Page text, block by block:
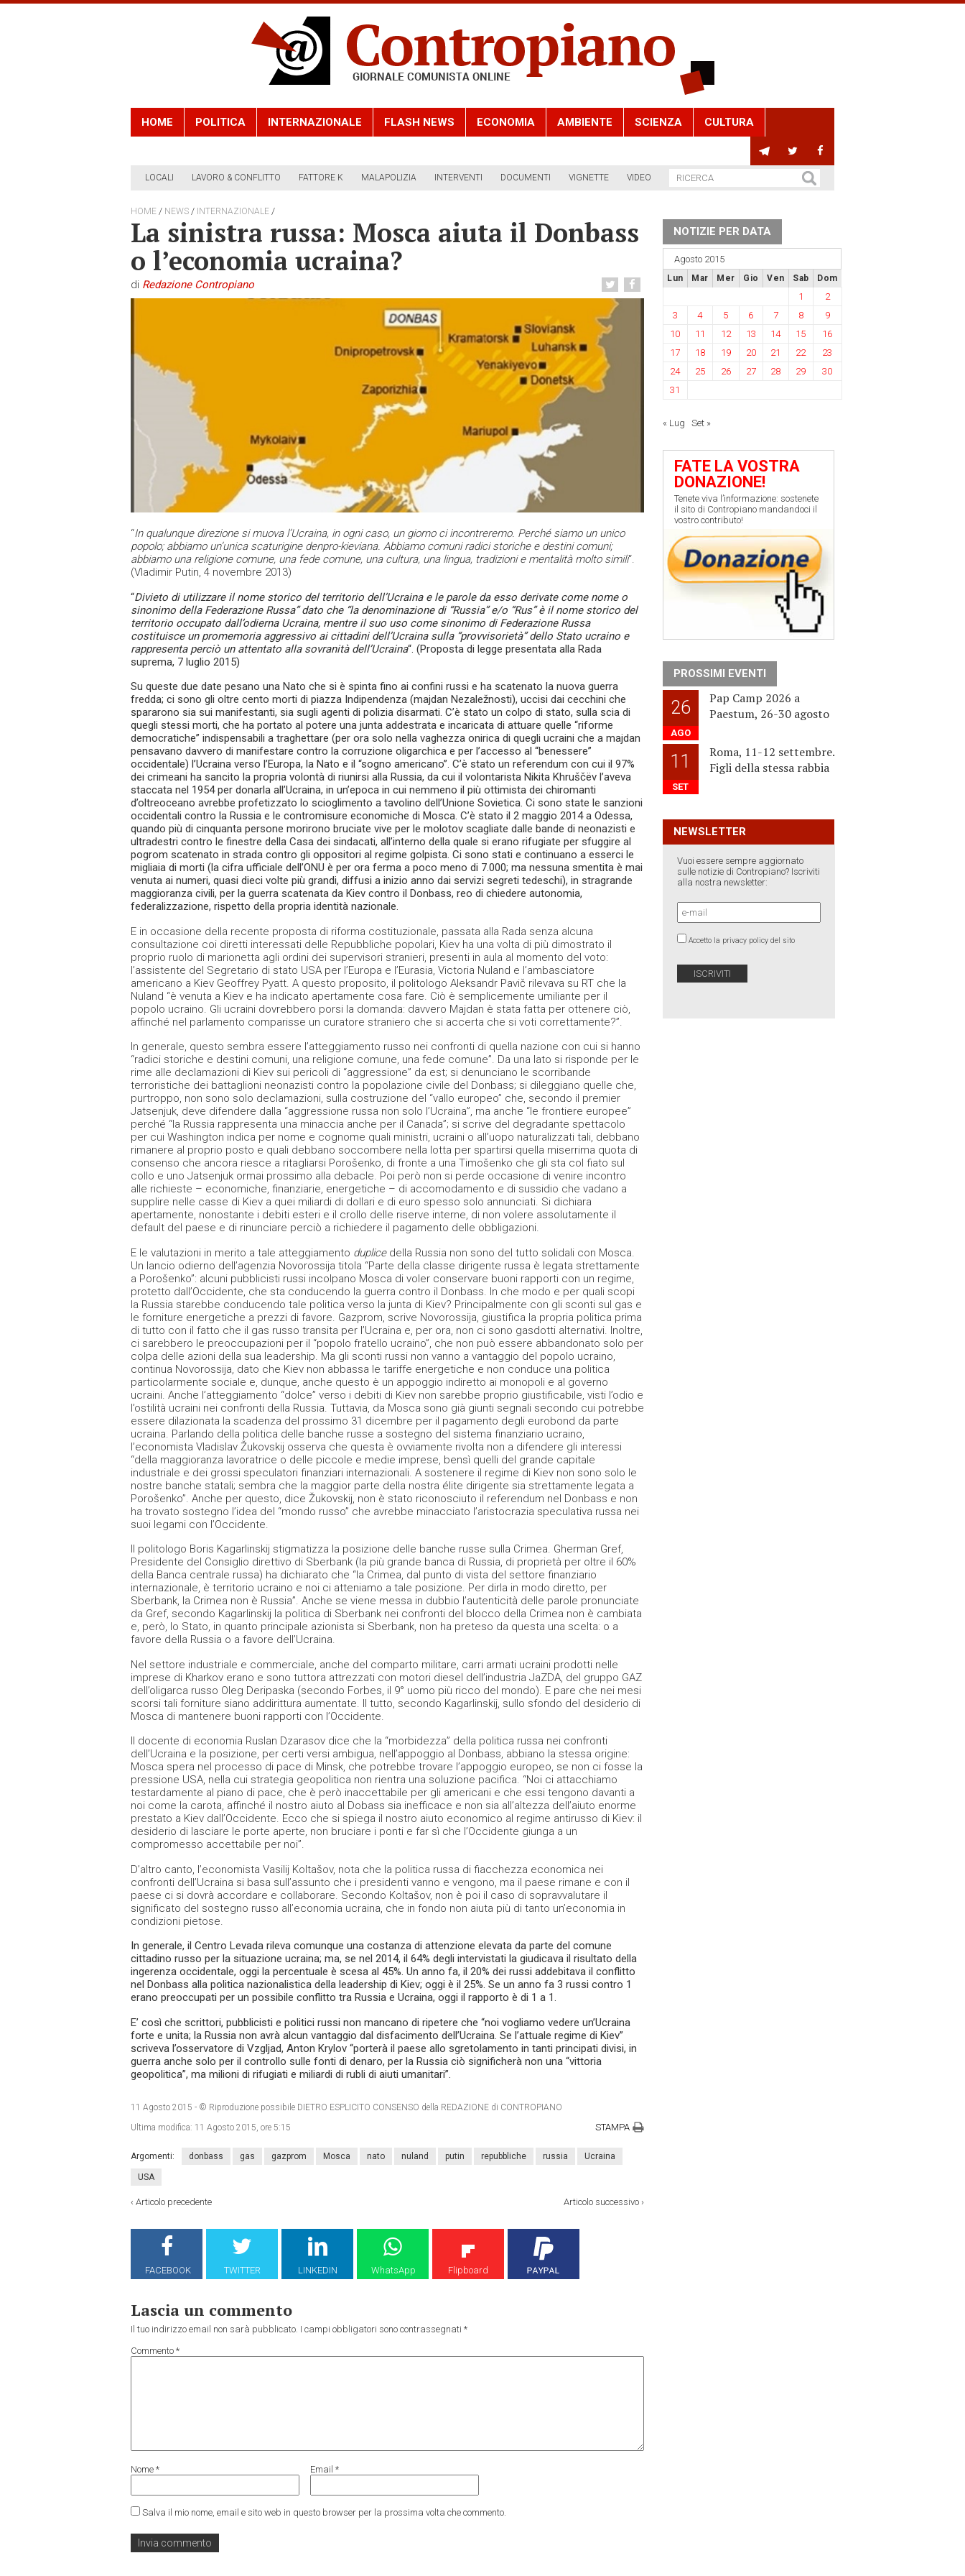
HOME POLITICA INTERNAZIONALE FLASH NEWS ECONOMIA AMBIENTE SCIENZA CULTURA
LOCALI LAVORO & CONFLITTO FATTORE K MALAPOLIZIA INTERVENTI DOCUMENTI VIGNETTE VIDEO
HOME / NEWS / INTERNAZIONALE /
La sinistra russa: Mosca aiuta il Donbass
o l’economia ucraina?
di Redazione Contropiano
“In qualunque direzione si muova l’Ucraina, in ogni caso, un giorno ci incontreremo. Perché siamo un unico
popolo; abbiamo un’unica scaturigine denpro-kieviana. Abbiamo comuni radici storiche e destini comuni;
abbiamo una religione comune, una fede comune, una cultura, una lingua, tradizioni e mentalità molto simili“.
(Vladimir Putin, 4 novembre 2013)
“Divieto di utilizzare il nome storico del territorio dell’Ucraina e le parole da esso derivate come nome o
sinonimo della Federazione Russa” dato che “la denominazione di “Russia” e/o “Rus” è il nome storico del
territorio occupato dall’odierna Ucraina, mentre il suo uso come sinonimo di Federazione Russa
costituisce un promemoria aggressivo ai cittadini dell’Ucraina sulla “provvisorietà” dello Stato ucraino e
rappresenta perciò un attentato alla sovranità dell’Ucraina“. (Proposta di legge presentata alla Rada
suprema, 7 luglio 2015)
Su queste due date pesano una Nato che si è spinta fino ai confini russi e ha scatenato la nuova guerra
fredda; ci sono gli oltre cento morti di piazza Indipendenza (majdan Nezaležnosti), uccisi dai cecchini che
spararono sia sui manifestanti, sia sugli agenti di polizia disarmati. C’è stato un colpo di stato, sulla scia di
quegli stessi morti, che ha portato al potere una junta addestrata e incaricata di attuare quelle “riforme
democratiche” indispensabili a traghettare (per ora solo nella vaghezza onirica di quegli ucraini che a majdan
pensavano davvero di manifestare contro la corruzione oligarchica e per l’accesso al “benessere”
occidentale) l’Ucraina verso l’Europa, la Nato e il “sogno americano”. C’è stato un referendum con cui il 97%
dei crimeani ha sancito la propria volontà di riunirsi alla Russia, da cui il volontarista Nikita Khruščëv l’aveva
staccata nel 1954 per donarla all’Ucraina, in un’epoca in cui nemmeno il più ottimista dei chiromanti
d’oltreoceano avrebbe profetizzato lo scioglimento a tavolino dell’Unione Sovietica. Ci sono state le sanzioni
occidentali contro la Russia e le contromisure economiche di Mosca. C’è stato il 2 maggio 2014 a Odessa,
quando più di cinquanta persone morirono bruciate vive per le molotov scagliate dalle bande di neonazisti e
ultradestri contro le finestre della Casa dei sindacati, all’interno della quale si erano rifugiate per sfuggire al
pogrom scatenato in strada contro gli oppositori al regime golpista. Ci sono stati e continuano a esserci le
migliaia di morti (la cifra ufficiale dell’ONU è per ora ferma a poco meno di 7.000; ma nessuna smentita è mai
venuta ai numeri, quasi dieci volte più grandi, diffusi a inizio anno dai servizi segreti tedeschi), in stragrande
maggioranza civili, per la guerra scatenata da Kiev contro il Donbass, reo di chiedere autonomia,
federalizzazione, rispetto della propria identità nazionale.
E in occasione della recente proposta di riforma costituzionale, passata alla Rada senza alcuna
consultazione coi diretti interessati delle Repubbliche popolari, Kiev ha una volta di più dimostrato il
proprio ruolo di marionetta agli ordini dei supervisori stranieri, presenti in aula al momento del voto:
l’assistente del Segretario di stato USA per l’Europa e l’Eurasia, Victoria Nuland e l’ambasciatore
americano a Kiev Geoffrey Pyatt. A questo proposito, il politologo Aleksandr Pavič rilevava su RT che la
Nuland “è venuta a Kiev e ha indicato apertamente cosa fare. Ciò è semplicemente umiliante per il
popolo ucraino. Gli ucraini dovrebbero porsi la domanda: davvero Majdan è stata fatta per ottenere ciò,
affinché nel parlamento comparisse un curatore straniero che si accerta che si voti correttamente?”.
In generale, questo sembra essere l’atteggiamento russo nei confronti di quella nazione con cui si hanno
“radici storiche e destini comuni, una religione comune, una fede comune”. Da una lato si risponde per le
rime alle declamazioni di Kiev sui pericoli di “aggressione” da est; si denunciano le scorribande
terroristiche dei battaglioni neonazisti contro la popolazione civile del Donbass; si dileggiano quelle che,
purtroppo, non sono solo declamazioni, sulla costruzione del “vallo europeo” che, secondo il premier
Jatsenjuk, deve difendere dalla “aggressione russa non solo l’Ucraina”, ma anche “le frontiere europee”
perché “la Russia rappresenta una minaccia anche per il Canada”; si scrive del degradante spettacolo
per cui Washington indica per nome e cognome quali ministri, ucraini o all’uopo naturalizzati tali, debbano
rimanere al proprio posto e quali debbano soccombere nella lotta per spartirsi quella miserrima quota di
consenso che ancora riesce a ritagliarsi Porošenko, di fronte a una Timošenko che gli sta col fiato sul
collo e uno Jatsenjuk ormai prossimo alla debacle. Poi però non si perde occasione di venire incontro
alle richieste – economiche, finanziarie, energetiche – di accomodamento e di sussidio che vadano a
supplire nelle casse di Kiev a quei miliardi di dollari e di euro spesso solo annunciati. Si dichiara
apertamente, nonostante i debiti esteri e il crollo delle riserve interne, di non volere assolutamente il
default del paese e di rinunciare perciò a richiedere il pagamento delle obbligazioni.
E le valutazioni in merito a tale atteggiamento duplice della Russia non sono del tutto solidali con Mosca.
Un lancio odierno dell’agenzia Novorossija titola “Parte della classe dirigente russa è legata strettamente
a Porošenko”: alcuni pubblicisti russi incolpano Mosca di voler conservare buoni rapporti con un regime,
protetto dall’Occidente, che sta conducendo la guerra contro il Donbass. In che modo e per quali scopi
la Russia starebbe conducendo tale politica verso la junta di Kiev? Principalmente con gli sconti sul gas e
le forniture energetiche a prezzi di favore. Gazprom, scrive Novorossija, giustifica la propria politica prima
di tutto con il fatto che il gas russo transita per l’Ucraina e, per ora, non ci sono gasdotti alternativi. Inoltre,
ci sarebbero le preoccupazioni per il “popolo fratello ucraino”, che non può essere abbandonato solo per
colpa delle azioni della sua leadership. Ma gli sconti russi non vanno a vantaggio del popolo ucraino,
continua Novorossija, dato che Kiev non abbassa le tariffe energetiche e non conduce una politica
particolarmente sociale e, dunque, anche questo è un appoggio indiretto ai monopoli e al governo
ucraini. Anche l’atteggiamento “dolce” verso i debiti di Kiev non sarebbe proprio giustificabile, visti l’odio e
l’ostilità ucraini nei confronti della Russia. Tuttavia, da Mosca sono già giunti segnali secondo cui potrebbe
essere dilazionata la scadenza del prossimo 31 dicembre per il pagamento degli eurobond da parte
ucraina. Parlando della politica delle banche russe a sostegno del sistema finanziario ucraino,
l’economista Vladislav Žukovskij osserva che questa è ovviamente rivolta non a difendere gli interessi
“della maggioranza lavoratrice o delle piccole e medie imprese, bensì quelli del grande capitale
industriale e dei grossi speculatori finanziari internazionali. A sostenere il regime di Kiev non sono solo le
nostre banche statali; sembra che la maggior parte della nostra élite dirigente sia strettamente legata a
Porošenko”. Anche per questo, dice Žukovskij, non è stato riconosciuto il referendum nel Donbass e non
ha trovato sostegno l’idea del “mondo russo” che avrebbe minacciato l’aristocrazia speculativa russa nei
suoi legami con l’Occidente.
Il politologo Boris Kagarlinskij stigmatizza la posizione delle banche russe sulla Crimea. Gherman Gref,
Presidente del Consiglio direttivo di Sberbank (la più grande banca di Russia, di proprietà per oltre il 60%
della Banca centrale russa) ha dichiarato che “la Crimea, dal punto di vista del settore finanziario
internazionale, è territorio ucraino e noi ci atteniamo a tale posizione. Per dirla in modo diretto, per
Sberbank, la Crimea non è Russia”. Anche se viene messa in dubbio l’autenticità delle parole pronunciate
da Gref, secondo Kagarlinskij la politica di Sberbank nei confronti del blocco della Crimea non è cambiata
e, però, lo Stato, in quanto principale azionista si Sberbank, non ha preteso da questa una scelta: o a
favore della Russia o a favore dell’Ucraina.
Nel settore industriale e commerciale, anche del comparto militare, carri armati ucraini prodotti nelle
imprese di Kharkov erano e sono tuttora attrezzati con motori diesel dell’industria JaZDA, del gruppo GAZ
dell’oligarca russo Oleg Deripaska (secondo Forbes, il 9° uomo più ricco del mondo). E pare che nei mesi
scorsi tali forniture siano addirittura aumentate. Il tutto, secondo Kagarlinskij, sullo sfondo del desiderio di
Mosca di mantenere buoni rapporti con l’Occidente.
Il docente di economia Ruslan Dzarasov dice che la “morbidezza” della politica russa nei confronti
dell’Ucraina e la posizione, per certi versi ambigua, nell’appoggio al Donbass, abbiano la stessa origine:
Mosca spera nel processo di pace di Minsk, che potrebbe trovare l’appoggio europeo, se non ci fosse la
pressione USA, nella cui strategia geopolitica non rientra una soluzione pacifica. “Noi ci attacchiamo
testardamente al piano di pace, che è però inaccettabile per gli americani e che essi tengono davanti a
noi come la carota, affinché il nostro aiuto al Dobass sia inefficace e non sia all’altezza dell’aiuto enorme
prestato a Kiev dall’Occidente. Ecco che si spiega il nostro aiuto economico al regime antirusso di Kiev: il
desiderio di lasciare le porte aperte, non bruciare i ponti e far sì che l’Occidente giunga a un
compromesso accettabile per noi”.
D’altro canto, l’economista Vasilij Koltašov, nota che la politica russa di fiacchezza economica nei
confronti dell’Ucraina si basa sull’assunto che i presidenti vanno e vengono, ma il paese rimane e con il
paese ci si dovrà accordare e collaborare. Secondo Koltašov, non è poi il caso di sopravvalutare il
significato del sostegno russo all’economia ucraina, che in fondo non aiuta più di tanto un’economia in
condizioni pietose.
In generale, il Centro Levada rileva comunque una costanza di attenzione elevata da parte del comune
cittadino russo per la situazione ucraina; ma, se nel 2014, il 64% degli intervistati la giudicava il risultato della
ingerenza occidentale, oggi la percentuale è scesa al 45%. Un anno fa, il 20% dei russi addebitava il conflitto
nel Donbass alla politica nazionalistica della leadership di Kiev; oggi è il 25%. Se un anno fa 3 russi contro 1
erano preoccupati per un possibile conflitto tra Russia e Ucraina, oggi il rapporto è di 1 a 1.
E’ così che scrittori, pubblicisti e politici russi non mancano di ripetere che “noi vogliamo vedere un’Ucraina
forte e unita; la Russia non avrà alcun vantaggio dal disfacimento dell’Ucraina. Se l’attuale regime di Kiev”
scriveva l’osservatore di Vzgljad, Anton Krylov “porterà il paese allo sgretolamento in tanti principati divisi, in
guerra anche solo per il controllo sulle fonti di denaro, per la Russia ciò significherà non una “vittoria
geopolitica”, ma milioni di rifugiati e miliardi di rubli di aiuti umanitari”.
11 Agosto 2015 - © Riproduzione possibile DIETRO ESPLICITO CONSENSO della REDAZIONE di CONTROPIANO
Ultima modifica: 11 Agosto 2015, ore 5:15 STAMPA
Argomenti: donbass gas gazprom Mosca nato nuland putin repubbliche russia Ucraina
USA
‹ Articolo precedente Articolo successivo ›
FACEBOOK TWITTER LINKEDIN WhatsApp Flipboard
Lascia un commento
Il tuo indirizzo email non sarà pubblicato. I campi obbligatori sono contrassegnati *
Commento *
Nome * Email *
Salva il mio nome, email e sito web in questo browser per la prossima volta che commento.
NOTIZIE PER DATA
Agosto 2015
Lun Mar Mer Gio Ven Sab Dom
1
2
3
4 5 6 7 8
9
10
11 12 13 14 15
16
17
18 19 20 21 22
23
24
25 26 27 28 29
30
31
« Lug Set »
FATE LA VOSTRA
DONAZIONE!
Tenete viva l’informazione: sostenete
il sito di Contropiano mandandoci il
vostro contributo!
PROSSIMI EVENTI
26
AGO
Pap Camp 2026 a
Paestum, 26-30 agosto
11
SET
Roma, 11-12 settembre.
Figli della stessa rabbia
NEWSLETTER
Vuoi essere sempre aggiornato
sulle notizie di Contropiano? Iscriviti
alla nostra newsletter:
Accetto la privacy policy del sito